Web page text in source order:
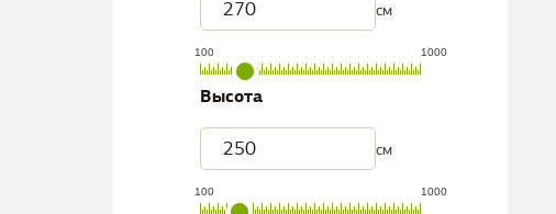
см
100 1000
Высота
см
100 1000